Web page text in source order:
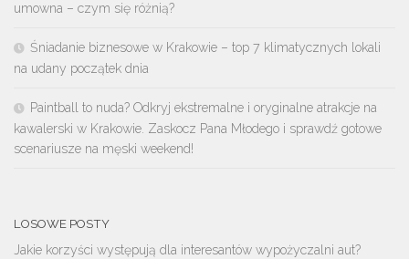
umowna – czym się różnią?
Śniadanie biznesowe w Krakowie – top 7 klimatycznych lokali
na udany początek dnia
Paintball to nuda? Odkryj ekstremalne i oryginalne atrakcje na
kawalerski w Krakowie. Zaskocz Pana Młodego i sprawdź gotowe
scenariusze na męski weekend!
LOSOWE POSTY
Jakie korzyści występują dla interesantów wypożyczalni aut?